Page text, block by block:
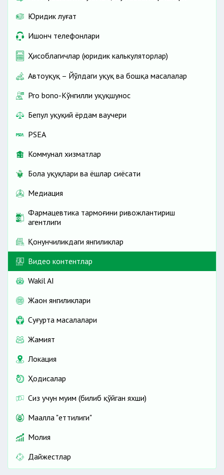
Юридик луғат
Ишонч телефонлари
Ҳисоблагичлар (юридик калькуляторлар)
Автоҳуқуқ – Йўлдаги ҳуқуқ ва бошқа масалалар
Pro bono-Кўнгилли ҳуқуқшунос
Бепул ҳуқуқий ёрдам ваучери
PSEA
Коммунал хизматлар
Бола ҳуқуқлари ва ёшлар сиёсати
Медиация
Фармацевтика тармоғини ривожлантириш
агентлиги
Қонунчиликдаги янгиликлар
Видео контентлар
Wakil AI
Жаҳон янгиликлари
Cуғурта масалалари
Жамият
Локация
Ҳодисалар
Сиз учун муҳим (билиб қўйган яхши)
Маҳалла "еттилиги"
Молия
Дайжестлар